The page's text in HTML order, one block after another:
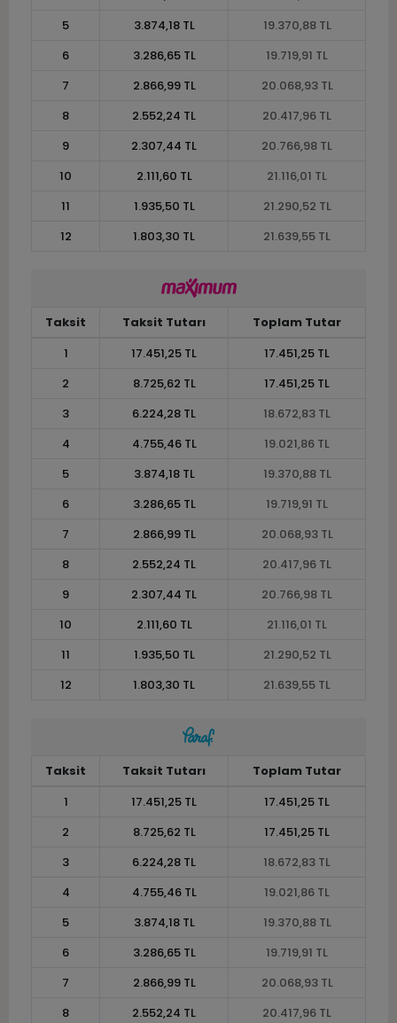
5
3.874,18 TL
19.370,88 TL
6
3.286,65 TL
19.719,91 TL
7
2.866,99 TL
20.068,93 TL
8
2.552,24 TL
20.417,96 TL
9
2.307,44 TL
20.766,98 TL
10
2.111,60 TL
21.116,01 TL
11
1.935,50 TL
21.290,52 TL
12
1.803,30 TL 21.639,55 TL
Taksit Taksit Tutarı
Toplam Tutar
1
17.451,25 TL
17.451,25 TL
2
8.725,62 TL
17.451,25 TL
3
6.224,28 TL
18.672,83 TL
4
4.755,46 TL
19.021,86 TL
5
3.874,18 TL
19.370,88 TL
6
3.286,65 TL
19.719,91 TL
7
2.866,99 TL
20.068,93 TL
8
2.552,24 TL
20.417,96 TL
9
2.307,44 TL
20.766,98 TL
10
2.111,60 TL
21.116,01 TL
11
1.935,50 TL
21.290,52 TL
12
1.803,30 TL 21.639,55 TL
Taksit Taksit Tutarı
Toplam Tutar
1
17.451,25 TL
17.451,25 TL
2
8.725,62 TL
17.451,25 TL
3
6.224,28 TL
18.672,83 TL
4
4.755,46 TL
19.021,86 TL
5
3.874,18 TL
19.370,88 TL
6
3.286,65 TL
19.719,91 TL
7
2.866,99 TL
20.068,93 TL
8
2.552,24 TL
20.417,96 TL